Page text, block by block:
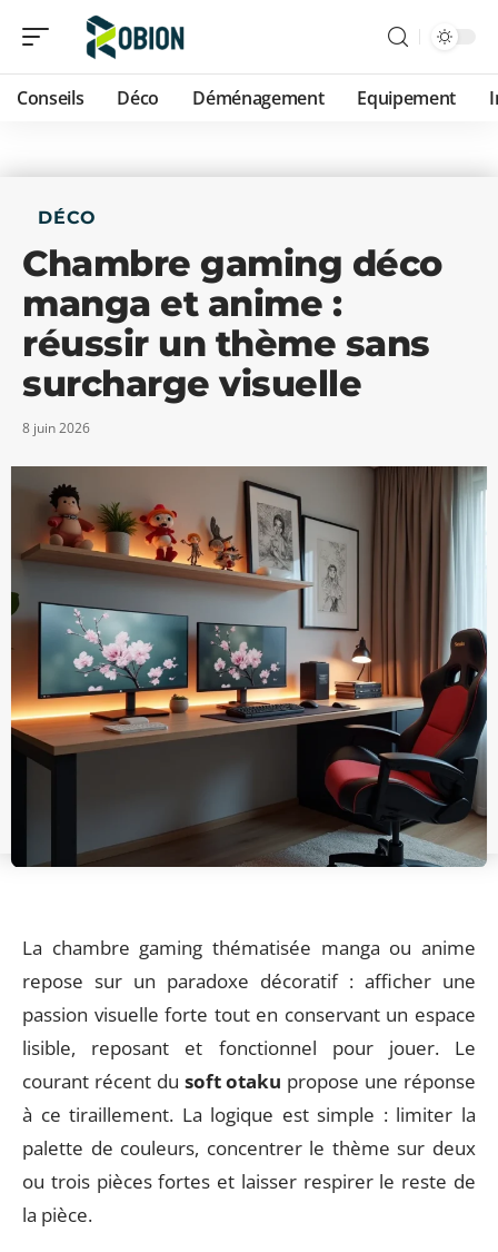
Conseils Déco Déménagement Equipement
DÉCO
Chambre gaming déco
manga et anime :
réussir un thème sans
surcharge visuelle
8 juin 2026
La chambre gaming thématisée manga ou anime
repose sur un paradoxe décoratif : afficher une
passion visuelle forte tout en conservant un espace
lisible, reposant et fonctionnel pour jouer. Le
courant récent du soft otaku propose une réponse
à ce tiraillement. La logique est simple : limiter la
palette de couleurs, concentrer le thème sur deux
ou trois pièces fortes et laisser respirer le reste de
la pièce.